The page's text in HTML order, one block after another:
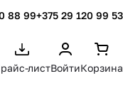
88 99+375 29 120 99 53
листВойтиКорзина